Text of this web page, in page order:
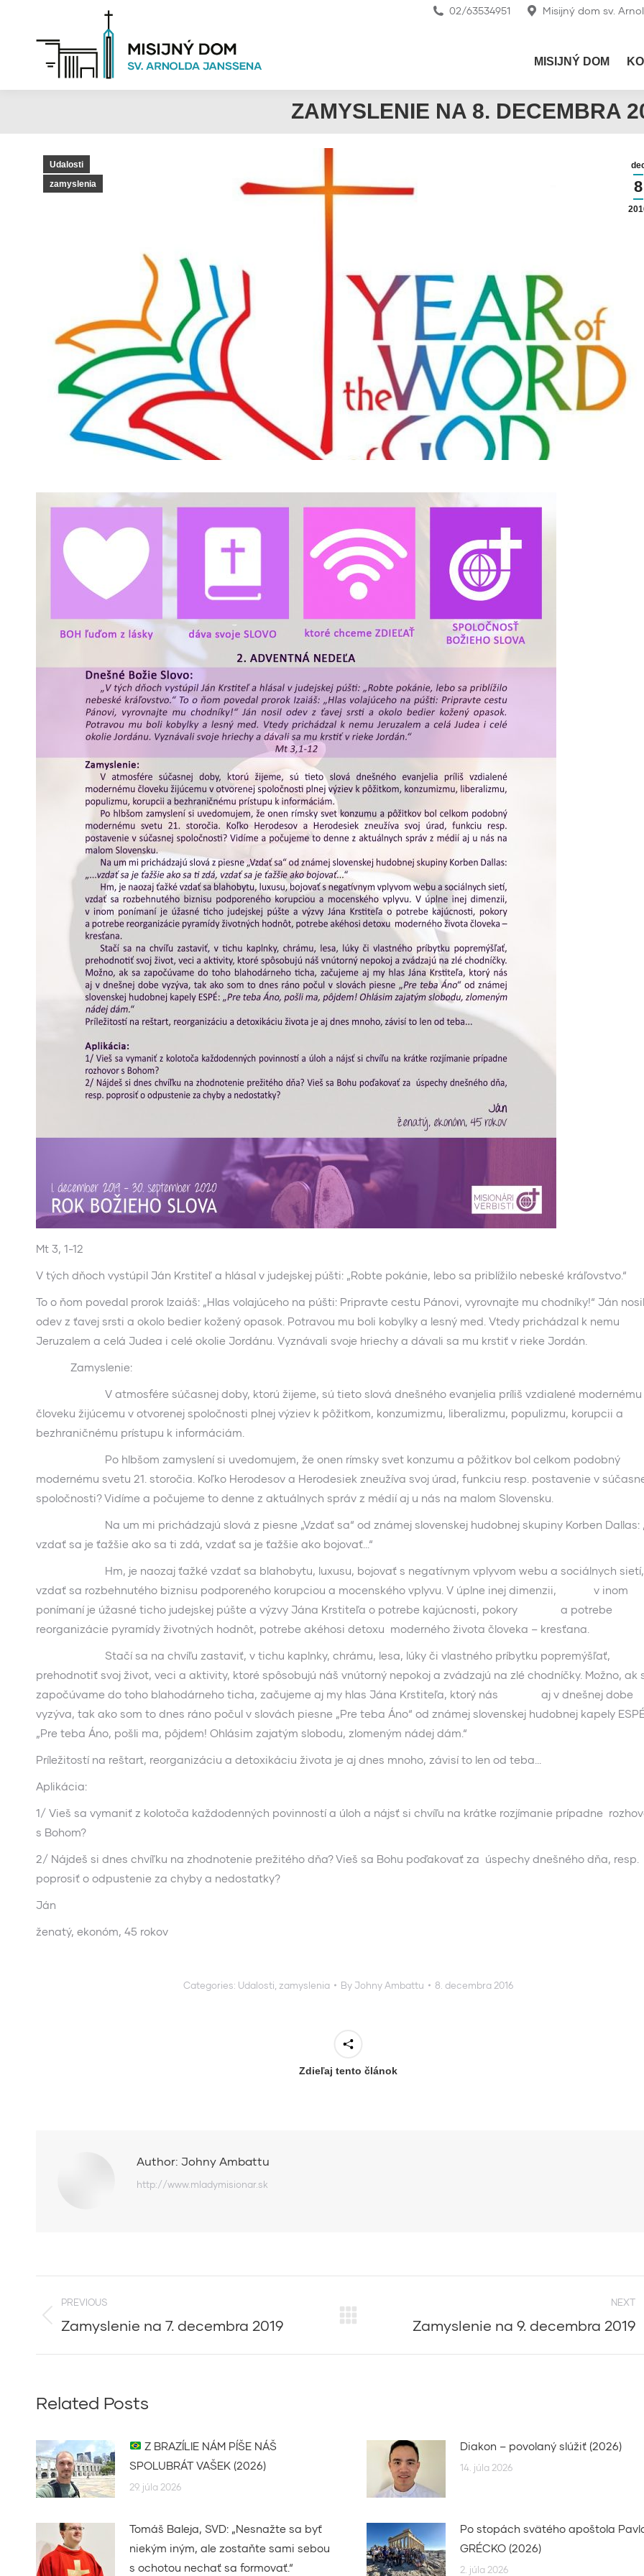
02/63534951 Misijný dom sv.
MISIJNÝ DOM
ZAMYSLENIE NA 8. DECEMBRA
8
Udalosti
zamyslenia
Mt 3, 1-12
V tých dňoch vystúpil Ján Krstiteľ a hlásal v judejskej púšti: „Robte pokánie, lebo sa priblížilo nebeské kráľovstvo.“
To o ňom povedal prorok Izaiáš: „Hlas volajúceho na púšti: Pripravte cestu Pánovi, vyrovnajte mu chodníky!“ Ján nosil
odev z ťavej srsti a okolo bedier kožený opasok. Potravou mu boli kobylky a lesný med. Vtedy prichádzal k nemu
Jeruzalem a celá Judea i celé okolie Jordánu. Vyznávali svoje hriechy a dávali sa mu krstiť v rieke Jordán.
Zamyslenie:
V atmosfére súčasnej doby, ktorú žijeme, sú tieto slová dnešného evanjelia príliš vzdialené modernému
človeku žijúcemu v otvorenej spoločnosti plnej výziev k pôžitkom, konzumizmu, liberalizmu, populizmu, korupcii a
bezhraničnému prístupu k informáciám.
Po hlbšom zamyslení si uvedomujem, že onen rímsky svet konzumu a pôžitkov bol celkom podobný
modernému svetu 21. storočia. Koľko Herodesov a Herodesiek zneužíva svoj úrad, funkciu resp. postavenie v
spoločnosti? Vidíme a počujeme to denne z aktuálnych správ z médií aj u nás na malom Slovensku.
Na um mi prichádzajú slová z piesne „Vzdať sa“ od známej slovenskej hudobnej skupiny Korben Dallas:
vzdať sa je ťažšie ako sa ti zdá, vzdať sa je ťažšie ako bojovať…“
Hm, je naozaj ťažké vzdať sa blahobytu, luxusu, bojovať s negatívnym vplyvom webu a sociálnych sietí,
vzdať sa rozbehnutého biznisu podporeného korupciou a mocenského vplyvu. V úplne inej dimenzii, v inom
ponímaní je úžasné ticho judejskej púšte a výzvy Jána Krstiteľa o potrebe kajúcnosti, pokory a potrebe
reorganizácie pyramídy životných hodnôt, potrebe akéhosi detoxu moderného života človeka – kresťana.
Stačí sa na chvíľu zastaviť, v tichu kaplnky, chrámu, lesa, lúky či vlastného príbytku popremýšľať,
prehodnotiť svoj život, veci a aktivity, ktoré spôsobujú náš vnútorný nepokoj a zvádzajú na zlé chodníčky. Možno, ak
započúvame do toho blahodárneho ticha, začujeme aj my hlas Jána Krstiteľa, ktorý nás aj v dnešnej dobe
vyzýva, tak ako som to dnes ráno počul v slovách piesne „Pre teba Áno“ od známej slovenskej hudobnej kapely
„Pre teba Áno, pošli ma, pôjdem! Ohlásim zajatým slobodu, zlomeným nádej dám.“
Príležitostí na reštart, reorganizáciu a detoxikáciu života je aj dnes mnoho, závisí to len od teba…
Aplikácia:
1/ Vieš sa vymaniť z kolotoča každodenných povinností a úloh a nájsť si chvíľu na krátke rozjímanie prípadne
s Bohom?
2/ Nájdeš si dnes chvíľku na zhodnotenie prežitého dňa? Vieš sa Bohu poďakovať za úspechy dnešného dňa, resp.
poprosiť o odpustenie za chyby a nedostatky?
Ján
ženatý, ekonóm, 45 rokov
Categories: Udalosti zamyslenia By Johny Ambattu 8. decembra 2016
Zdieľaj tento článok
Author: Johny Ambattu
http://www.mladymisionar.sk
navigation
PREVIOUS
Previous
Zamyslenie na 7. decembra 2019
NEXT
Zamyslenie na 9. decembra 2019
Related Posts
Z BRAZÍLIE NÁM PÍŠE NÁŠ
SPOLUBRÁT VAŠEK (2026)
29. júla 2026
Diakon – povolaný slúžiť (2026)
14. júla 2026
Tomáš Baleja, SVD: „Nesnažte sa byť
niekým iným, ale zostaňte sami sebou
s ochotou nechať sa formovať.“
Po stopách svätého apoštola
GRÉCKO (2026)
2. júla 2026